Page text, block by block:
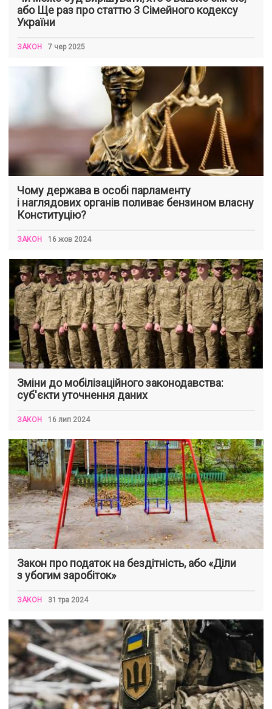
або Ще раз про статтю 3 Сімейного кодексу
України
ЗАКОН 7 чер 2025
Чому держава в особі парламенту
і наглядових органів поливає бензином власну
Конституцію?
ЗАКОН 16 жов 2024
Зміни до мобілізаційного законодавства:
суб'єкти уточнення даних
ЗАКОН 16 лип 2024
Закон про податок на бездітність, або «Діли
з убогим заробіток»
ЗАКОН 31 тра 2024